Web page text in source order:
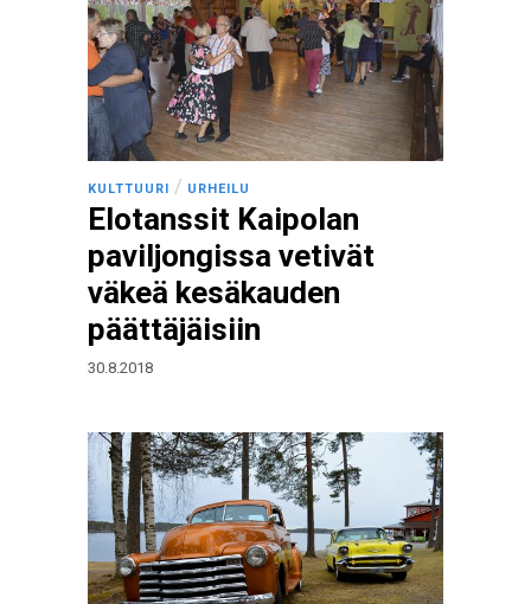
KULTTUURI / URHEILU
Elotanssit Kaipolan
paviljongissa vetivät
väkeä kesäkauden
päättäjäisiin
30.8.2018